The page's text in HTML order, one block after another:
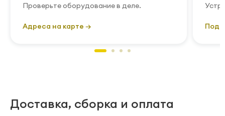
Проверьте оборудование в деле.
Адреса на карте →
Доставка, сборка и оплата